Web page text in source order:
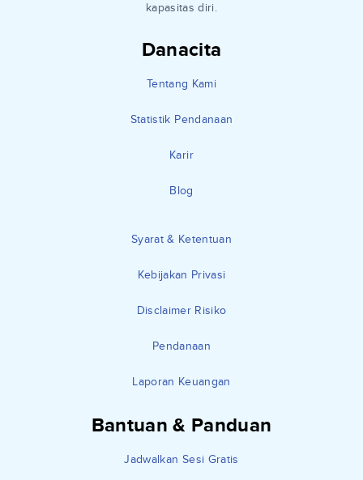
Danacita
Tentang Kami
Statistik Pendanaan
Karir
Blog
Syarat & Ketentuan
Kebijakan Privasi
Disclaimer Risiko
Pendanaan
Laporan Keuangan
Bantuan & Panduan
Jadwalkan Sesi Gratis
kapasitas diri.